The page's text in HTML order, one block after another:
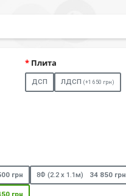
Плита
ДСП ЛДСП(+1 650 грн)
грн 8Ф (2.2 х 1.1м) 34 850 грн
грн